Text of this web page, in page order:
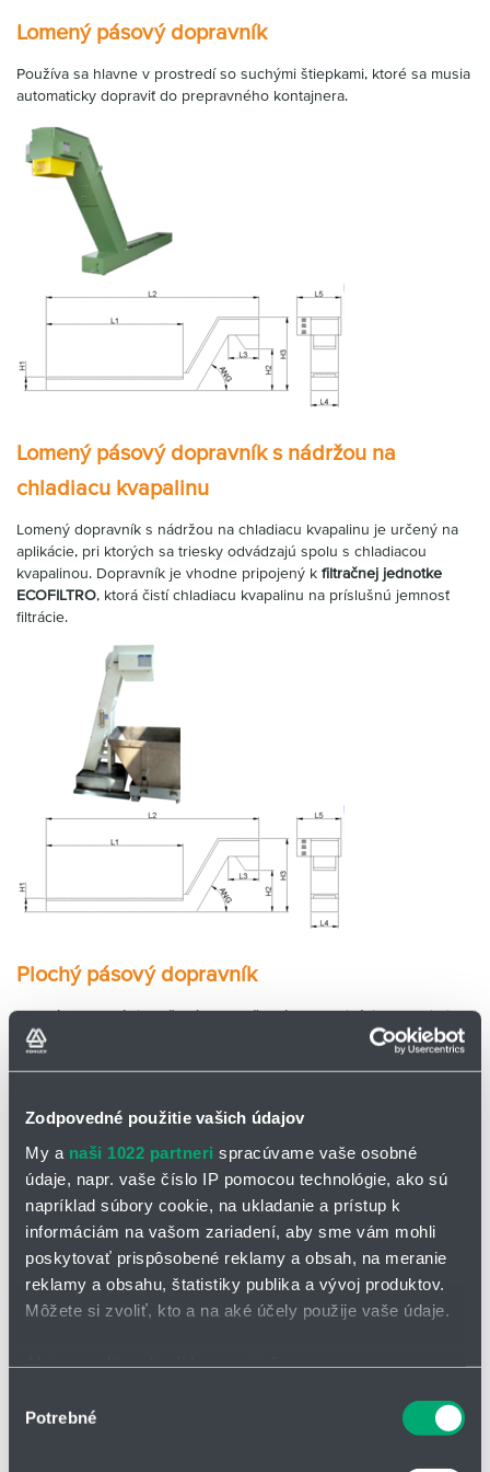
Zodpovedné použitie vašich údajov
My a naši 1022 partneri spracúvame vaše osobné
údaje, napr. vaše číslo IP pomocou technológie, ako sú
napríklad súbory cookie, na ukladanie a prístup k
informáciám na vašom zariadení, aby sme vám mohli
poskytovať prispôsobené reklamy a obsah, na meranie
reklamy a obsahu, štatistiky publika a vývoj produktov.
Môžete si zvoliť, kto a na aké účely použije vaše údaje.
polohe s presnosťou na niekoľko metrov
súhlasu
Potrebné
Lomený pásový dopravník
Používa sa hlavne v prostredí so suchými štiepkami, ktoré sa musia
automaticky dopraviť do prepravného kontajnera.
Lomený pásový dopravník s nádržou na
chladiacu kvapalinu
Lomený dopravník s nádržou na chladiacu kvapalinu je určený na
aplikácie, pri ktorých sa triesky odvádzajú spolu s chladiacou
kvapalinou. Dopravník je vhodne pripojený k filtračnej jednotke
ECOFILTRO, ktorá čistí chladiacu kvapalinu na príslušnú jemnosť
filtrácie.
Plochý pásový dopravník
Plochý dopravník je určený predovšetkým na aplikácie, kde nie je
možné alebo potrebné vynášať štiepky do výšky na naloženie do
prepravného kontajnera. Používa sa aj vo viacnásobných